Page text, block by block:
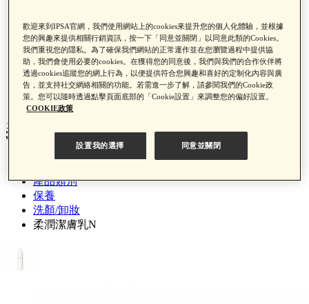
0
柔潤潔膚乳N
產品類別
保養
洗顏/卸妝
柔潤潔膚乳N
歡迎來到IPSA官網，我們使用網站上的cookies來提升您的個人化體驗，並根據
您的興趣來提供相關行銷資訊，按一下「同意並關閉」以同意此類的Cookies。
我們重視您的隱私。為了確保我們網站的正常運作並在您瀏覽過程中提供協
助，我們會使用必要的cookies。在獲得您的同意後，我們與我們的合作伙伴將
透過cookies追蹤您的網上行為，以便提供符合您興趣和喜好的定制化內容與廣
告，並支持社交網絡相關的功能。若需進一步了解，請參閱我們的Cookie政
策。您可以隨時透過點擊頁面底部的「Cookie設置」來調整您的偏好設置。
COOKIE政策
設置我的選擇 同意並關閉